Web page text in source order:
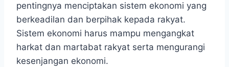
pentingnya menciptakan sistem ekonomi yang
berkeadilan dan berpihak kepada rakyat.
Sistem ekonomi harus mampu mengangkat
harkat dan martabat rakyat serta mengurangi
kesenjangan ekonomi.